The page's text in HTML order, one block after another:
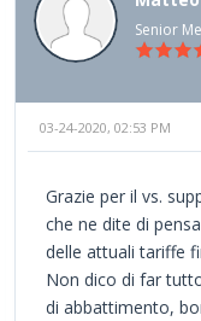
Senior
03-24-2020, 02:53 PM
Grazie per il vs.
che ne dite di
delle attuali tariffe
Non dico di far
di abbattimento,